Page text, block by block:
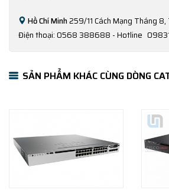
Hồ Chí Minh259/11 Cách Mạng Tháng 8,
Điện thoại: 0568 388688 - Hotline
SẢN PHẨM KHÁC CÙNG DÒNG